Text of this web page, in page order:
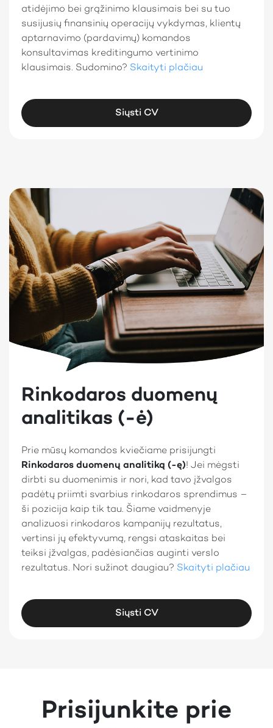
atidėjimo bei grąžinimo klausimais bei su tuo
susijusių finansinių operacijų vykdymas, klientų
aptarnavimo (pardavimų) komandos
konsultavimas kreditingumo vertinimo
klausimais. Sudomino? Skaityti plačiau
Siųsti CV
Rinkodaros duomenų
analitikas (-ė)
Prie mūsų komandos kviečiame prisijungti
Rinkodaros duomenų analitiką (-ę)! Jei mėgsti
dirbti su duomenimis ir nori, kad tavo įžvalgos
padėtų priimti svarbius rinkodaros sprendimus –
ši pozicija kaip tik tau. Šiame vaidmenyje
analizuosi rinkodaros kampanijų rezultatus,
vertinsi jų efektyvumą, rengsi ataskaitas bei
teiksi įžvalgas, padėsiančias auginti verslo
rezultatus. Nori sužinot daugiau? Skaityti plačiau
Siųsti CV
Prisijunkite prie